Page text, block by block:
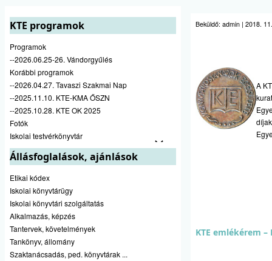
KTE programok
Programok
--2026.06.25-26. Vándorgyűlés
Korábbi programok
--2026.04.27. Tavaszi Szakmai Nap
--2025.11.10. KTE-KMA ŐSZN
--2025.10.28. KTE OK 2025
Fotók
Iskolai testvérkönyvtár
Állásfoglalások, ajánlások
Etikai kódex
Iskolai könyvtárügy
Iskolai könyvtári szolgáltatás
Alkalmazás, képzés
Tantervek, követelmények
Tankönyv, állomány
Szaktanácsadás, ped. könyvtárak ...
Beküldő: admin | 2018.
A
KTE emlékérem